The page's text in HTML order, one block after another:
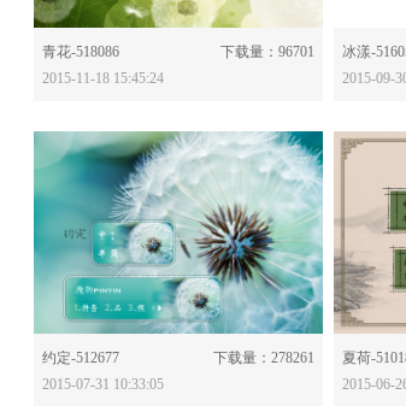
青花-518086
下载量：96701
2015-11-18 15:45:24
冰漾-
2015-09-
约定-512677
下载量：278261
2015-07-31 10:33:05
夏荷-
2015-06-